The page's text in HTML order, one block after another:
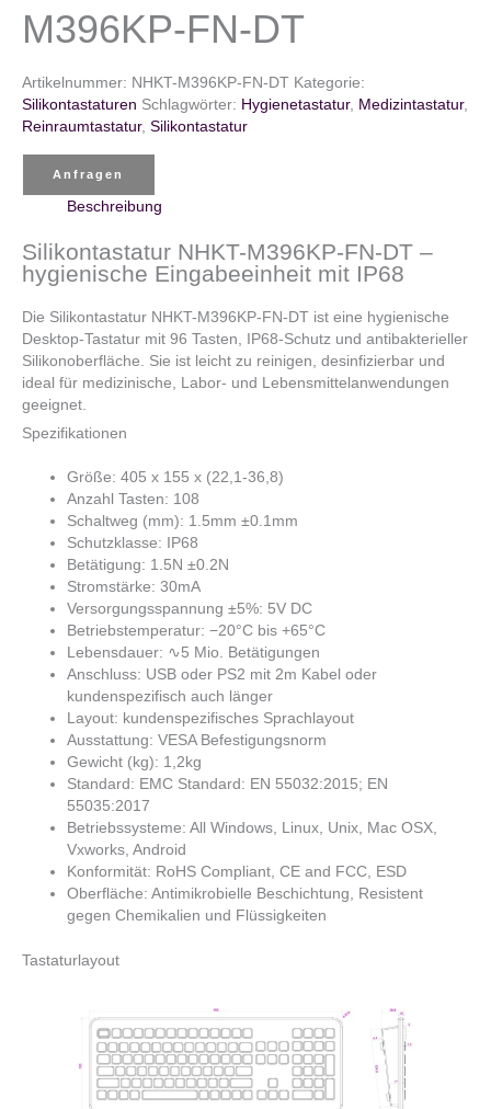
M396KP-FN-DT
Artikelnummer: NHKT-M396KP-FN-DT Kategorie:
Silikontastaturen Schlagwörter: Hygienetastatur, Medizintastatur,
Reinraumtastatur, Silikontastatur
Anfragen
Beschreibung
Silikontastatur NHKT-M396KP-FN-DT –
hygienische Eingabeeinheit mit IP68
Die Silikontastatur NHKT-M396KP-FN-DT ist eine hygienische
Desktop-Tastatur mit 96 Tasten, IP68-Schutz und antibakterieller
Silikonoberfläche. Sie ist leicht zu reinigen, desinfizierbar und
ideal für medizinische, Labor- und Lebensmittelanwendungen
geeignet.
Spezifikationen
Größe: 405 x 155 x (22,1-36,8)
Anzahl Tasten: 108
Schaltweg (mm): 1.5mm ±0.1mm
Schutzklasse: IP68
Betätigung: 1.5N ±0.2N
Stromstärke: 30mA
Versorgungsspannung ±5%: 5V DC
Betriebstemperatur: −20°C bis +65°C
Lebensdauer: ∿5 Mio. Betätigungen
Anschluss: USB oder PS2 mit 2m Kabel oder
kundenspezifisch auch länger
Layout: kundenspezifisches Sprachlayout
Ausstattung: VESA Befestigungsnorm
Gewicht (kg): 1,2kg
Standard: EMC Standard: EN 55032:2015; EN
55035:2017
Betriebssysteme: All Windows, Linux, Unix, Mac OSX,
Vxworks, Android
Konformität: RoHS Compliant, CE and FCC, ESD
Oberfläche: Antimikrobielle Beschichtung, Resistent
gegen Chemikalien und Flüssigkeiten
Tastaturlayout